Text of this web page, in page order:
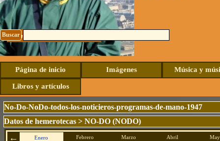
Buscar
Contacto: uhide@live.com
Página de inicio Imágenes Música y
Libros y artículos
No-Do-NoDo-todos-los-noticieros-programas-de-mano-1947
Datos de hemerotecas> NO-DO (NODO)
Enero Febrero Marzo Abril